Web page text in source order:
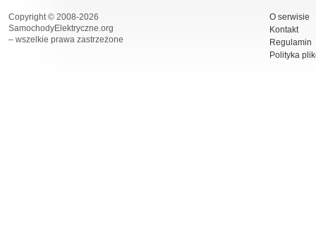
Copyright © 2008-2026
SamochodyElektryczne.org
– wszelkie prawa zastrzeżone
O serwisie
Kontakt
Regulamin
Polityka